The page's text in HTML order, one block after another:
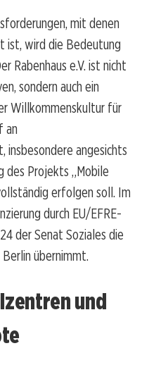
mit denen
ist, wird die Bedeutung
Rabenhaus e.V. ist nicht
sondern auch ein
Willkommenskultur für
an
angesichts
des Projekts „Mobile
erfolgen soll. Im
durch EU/EFRE-
der Senat Soziales die
übernimmt.
und